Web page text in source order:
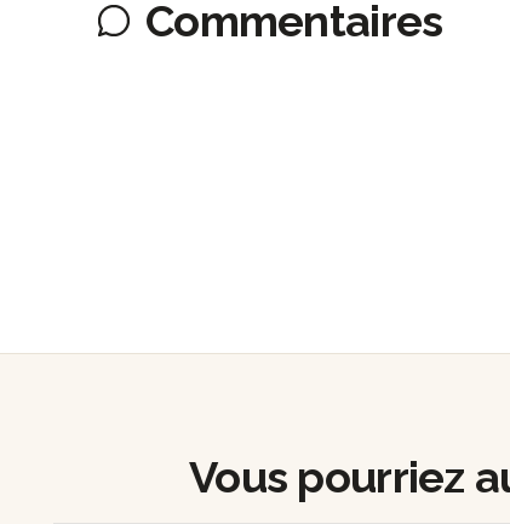
Commentaires
Vous pourriez